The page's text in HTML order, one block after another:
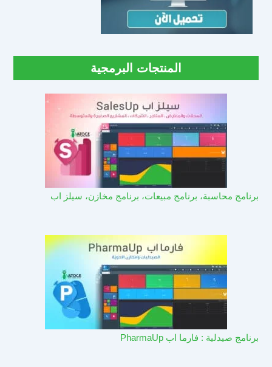
المنتجات البرمجية
برنامج محاسبة، برنامج مبيعات، برنامج مخازن، سيلز اب
برنامج صيدلية : فارما اب PharmaUp​